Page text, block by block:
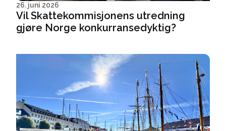
26. juni 2026
Vil Skattekommisjonens utredning
gjøre Norge konkurransedyktig?